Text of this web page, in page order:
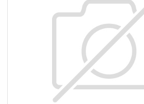
Amazon AlexaPermet de
lumineuxConnecté via Bluetooth et Wi-
la version évolutive de